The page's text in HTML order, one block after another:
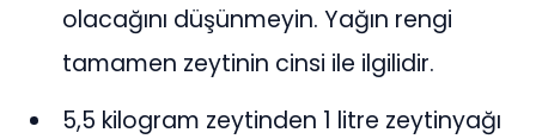
olacağını düşünmeyin. Yağın rengi
tamamen zeytinin cinsi ile ilgilidir.
5,5 kilogram zeytinden 1 litre zeytinyağı